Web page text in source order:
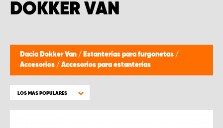
DOKKER VAN
Dacia Dokker Van / Estanterías para furgonetas /
Accesorios / Accesorios para estanterías
LOS MAS POPULARES